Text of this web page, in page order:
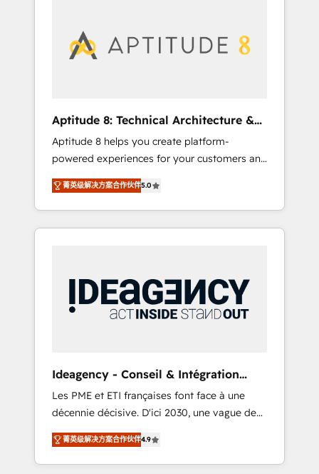
digitale et des startups florissantes. Nos 3
grandes expertises sont : ➤ L’intégration de
synchronisation API, audit et maintenance) ➤
La création de sites internet de conversion
qui transforment les visiteurs en
opportunités d'affaires ➤ La mise en place
de stratégies d'acquisition marketing (SEO,
SEA, inbound, automatisation marketing,
ABM, IA, emailing) Informations clés : - 10 ans
certifications HubSpot cumulées
Aptitude 8: Technical Architecture &
Deployment
Aptitude 8 helps you create platform-
powered experiences for your customers and
teams. We build multi-hub solutions and
orchestrate operations across your entire
tech stack. Aptitude 8 is trusted by top
brands such as Lenovo, Bluetooth,
Association, Randstad, Uber Freight, and
HubSpot itself. We have the largest technical
consulting team of any HubSpot partner and
extensibility. When you work with Aptitude 8,
you get a team – not an individual – with
embedded consulting, strategy,
development, and project management. We
have 100% US-based, FTE team members.
We offer project-based and managed
菁英级解决方案合作伙伴5.0
Ideagency - Conseil & Intégration
HubSpot
Les PME et ETI françaises font face à une
décennie décisive. D'ici 2030, une vague de
consolidation va recomposer le marché.
Seules survivront les entreprises qui auront
réussi leur transformation. Le problème ?
菁英级解决方案合作伙伴4.9